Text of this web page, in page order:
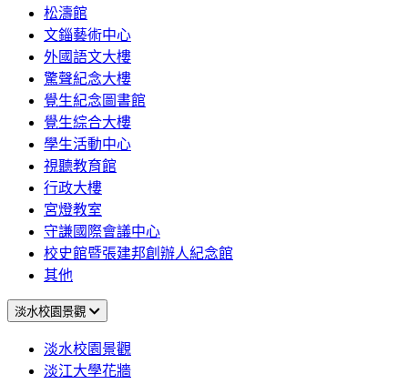
松濤館
文錙藝術中心
外國語文大樓
驚聲紀念大樓
覺生紀念圖書館
覺生綜合大樓
學生活動中心
視聽教育館
行政大樓
宮燈教室
守謙國際會議中心
校史館暨張建邦創辦人紀念館
其他
淡水校園景觀
淡水校園景觀
淡江大學花牆